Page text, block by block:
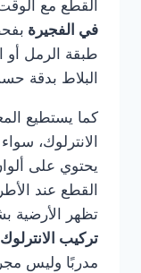
القطع مع
في الفجيرة
طبقة الرمل أو
البلاط بدقة
كما يستطيع
الانترلوك،
يحتوي على
القطع عند
تظهر الأرضية
تركيب
مدربًا وليس